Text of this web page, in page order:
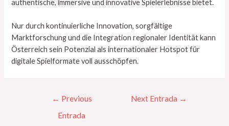
authentische, immersive und innovative Spielerlebnisse bietet.
Nur durch kontinuierliche Innovation, sorgfältige
Marktforschung und die Integration regionaler Identität kann
Österreich sein Potenzial als internationaler Hotspot für
digitale Spielformate voll ausschöpfen.
← Previous
Entrada
Next Entrada →